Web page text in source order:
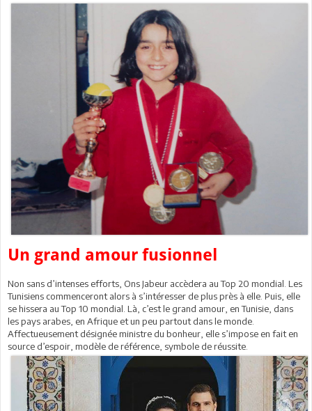
Un grand amour fusionnel
Non sans d’intenses efforts, Ons Jabeur accèdera au Top 20 mondial. Les
Tunisiens commenceront alors à s’intéresser de plus près à elle. Puis, elle
se hissera au Top 10 mondial. Là, c’est le grand amour, en Tunisie, dans
les pays arabes, en Afrique et un peu partout dans le monde.
Affectueusement désignée ministre du bonheur, elle s’impose en fait en
source d’espoir, modèle de référence, symbole de réussite.